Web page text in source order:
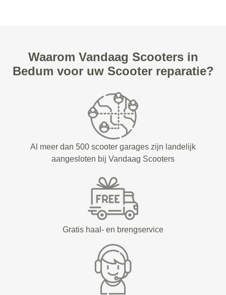
Waarom Vandaag Scooters in
Bedum voor uw Scooter reparatie?
Al meer dan 500 scooter garages zijn landelijk
aangesloten bij Vandaag Scooters
Gratis haal- en brengservice